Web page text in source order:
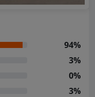
94%
3%
0%
3%